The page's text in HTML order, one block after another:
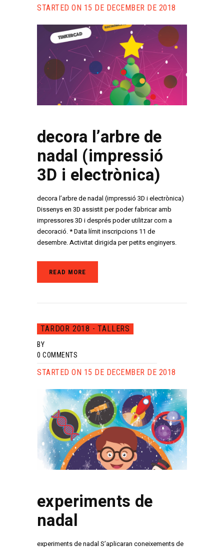
STARTED ON 15 DE DECEMBER DE 2018
decora l’arbre de
nadal (impressió
3D i electrònica)
decora l’arbre de nadal (impressió 3D i electrònica)
Dissenys en 3D assistit per poder fabricar amb
impressores 3D i després poder utilitzar com a
decoració. * Data límit inscripcions 11 de
desembre. Activitat dirigida per petits enginyers.
READ MORE
TARDOR 2018 - TALLERS
BY
0 COMMENTS
STARTED ON 15 DE DECEMBER DE 2018
experiments de
nadal
experiments de nadal S’aplicaran coneixements de